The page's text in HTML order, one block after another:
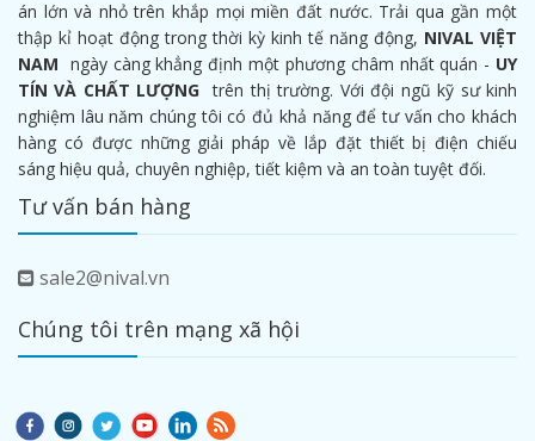
án lớn và nhỏ trên khắp mọi miền đất nước. Trải qua gần một
thập kỉ hoạt động trong thời kỳ kinh tế năng động, NIVAL VIỆT
NAM ngày càng khẳng định một phương châm nhất quán - UY
TÍN VÀ CHẤT LƯỢNG trên thị trường. Với đội ngũ kỹ sư kinh
nghiệm lâu năm chúng tôi có đủ khả năng để tư vấn cho khách
hàng có được những giải pháp về lắp đặt thiết bị điện chiếu
sáng hiệu quả, chuyên nghiệp, tiết kiệm và an toàn tuyệt đối.
Tư vấn bán hàng
sale2@nival.vn
Chúng tôi trên mạng xã hội